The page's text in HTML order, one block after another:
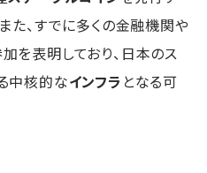
た、すでに多くの金融機関や
を表明しており、日本のス
中核的なインフラ となる可